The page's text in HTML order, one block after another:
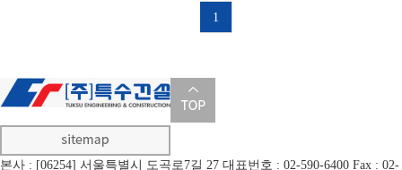
1
본사 : [06254] 서울특별시 도곡로7길 27 대표번호 : 02-590-6400 Fax : 02-